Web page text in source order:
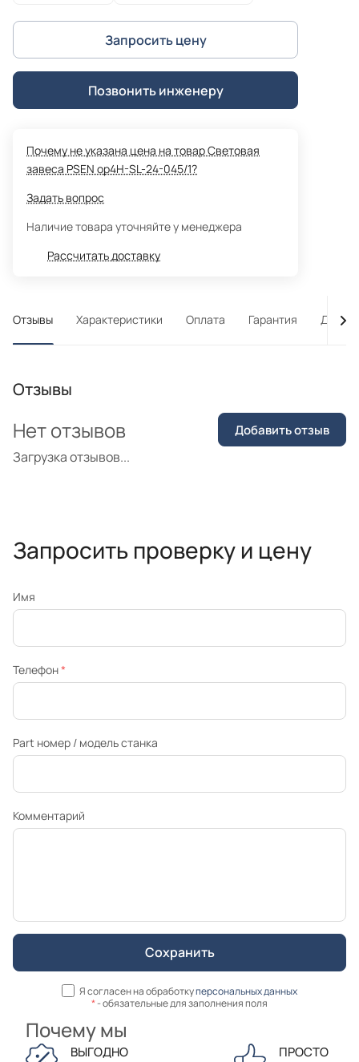
Запросить цену
Позвонить инженеру
Почему не указана цена на товар Световая
завеса PSEN op4H-SL-24-045/1?
Задать вопрос
Наличие товара уточняйте у менеджера
Рассчитать доставку
Отзывы Характеристики Оплата Гарантия
Отзывы
Загрузка отзывов...
Нет отзывов Добавить отзыв
Запросить проверку и цену
Имя
Телефон*
Part номер / модель станка
Комментарий
Я согласен на обработкуперсональных данных
*- обязательные для заполнения поля
Почему мы
ВЫГОДНО ПРОСТО